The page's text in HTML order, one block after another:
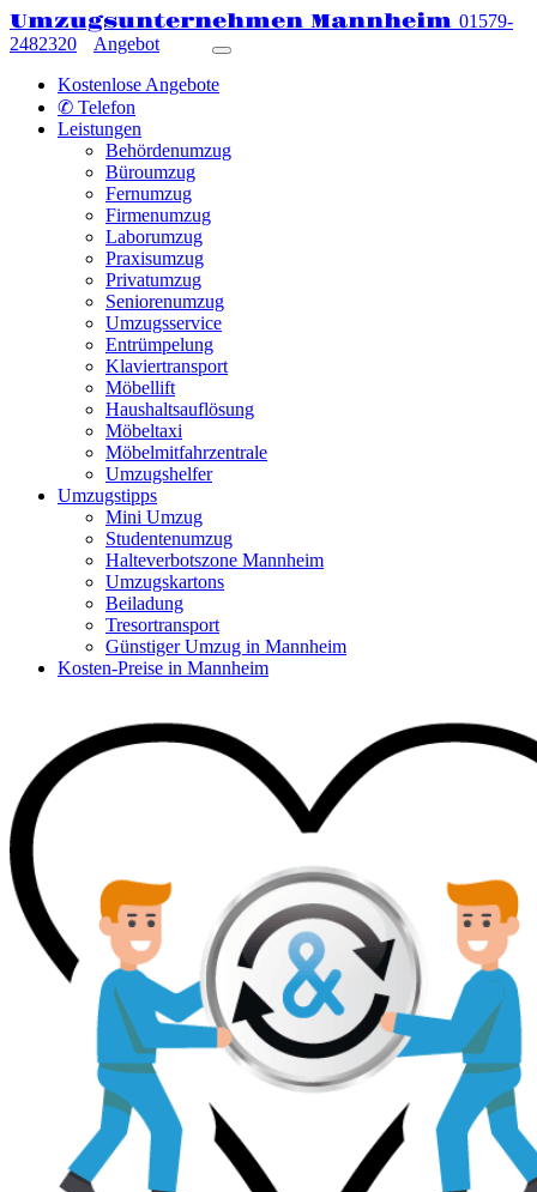
Umzugsunternehmen Mannheim 01579-
2482320
Angebot
Kostenlose Angebote
✆ Telefon
Leistungen
Behördenumzug
Büroumzug
Fernumzug
Firmenumzug
Laborumzug
Praxisumzug
Privatumzug
Seniorenumzug
Umzugsservice
Entrümpelung
Klaviertransport
Möbellift
Haushaltsauflösung
Möbeltaxi
Möbelmitfahrzentrale
Umzugshelfer
Umzugstipps
Mini Umzug
Studentenumzug
Halteverbotszone Mannheim
Umzugskartons
Beiladung
Tresortransport
Günstiger Umzug in Mannheim
Kosten-Preise in Mannheim